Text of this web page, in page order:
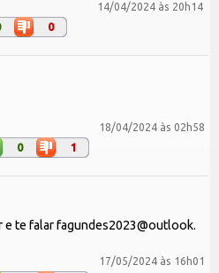
14/04/2024 às 20h14
0
18/04/2024 às 02h58
0 1
e te falar fagundes2023@outlook.
17/05/2024 às 16h01